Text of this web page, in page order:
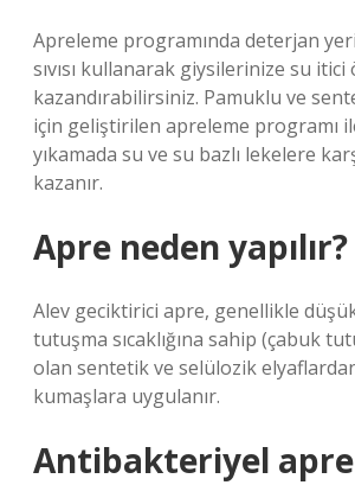
Apreleme programında deterjan
sıvısı kullanarak giysilerinize su itici
kazandırabilirsiniz. Pamuklu ve
için geliştirilen apreleme programı
yıkamada su ve su bazlı lekelere
kazanır.
Apre neden yapılır?
Alev geciktirici apre, genellikle düşük
tutuşma sıcaklığına sahip (çabuk
olan sentetik ve selülozik elyaflardan
kumaşlara uygulanır.
Antibakteriyel